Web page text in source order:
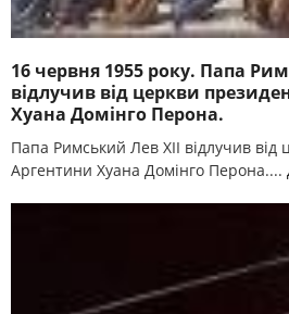
16 червня 1955 року. Папа
відлучив від церкви
Хуана Домінго Перона.
Папа Римський Лев XІІ відлучив
Аргентини Хуана Домінго Перона....